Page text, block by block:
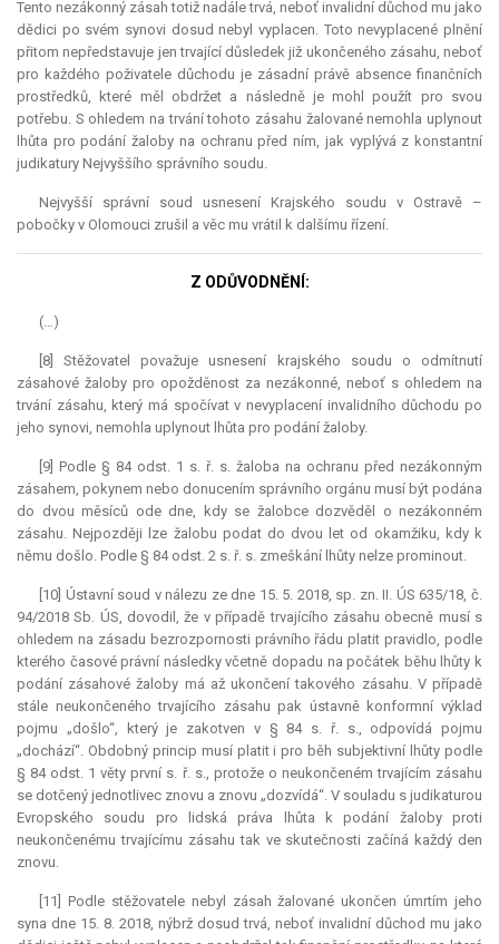
Tento nezákonný zásah totiž nadále trvá, neboť invalidní důchod mu jako
dědici po svém synovi dosud nebyl vyplacen. Toto nevyplacené plnění
přitom nepředstavuje jen trvající důsledek již ukončeného zásahu, neboť
pro každého poživatele důchodu je zásadní právě absence finančních
prostředků, které měl obdržet a následně je mohl použít pro svou
potřebu. S ohledem na trvání tohoto zásahu žalované nemohla uplynout
lhůta pro podání žaloby na ochranu před ním, jak vyplývá z konstantní
judikatury Nejvyššího správního soudu.
Nejvyšší správní soud usnesení Krajského soudu v Ostravě –
pobočky v Olomouci zrušil a věc mu vrátil k dalšímu řízení.
Z ODŮVODNĚNÍ:
(…)
[8] Stěžovatel považuje usnesení krajského soudu o odmítnutí
zásahové žaloby pro opožděnost za nezákonné, neboť s ohledem na
trvání zásahu, který má spočívat v nevyplacení invalidního důchodu po
jeho synovi, nemohla uplynout lhůta pro podání žaloby.
[9] Podle § 84 odst. 1 s. ř. s. žaloba na ochranu před nezákonným
zásahem, pokynem nebo donucením správního orgánu musí být podána
do dvou měsíců ode dne, kdy se žalobce dozvěděl o nezákonném
zásahu. Nejpozději lze žalobu podat do dvou let od okamžiku, kdy k
němu došlo. Podle § 84 odst. 2 s. ř. s. zmeškání lhůty nelze prominout.
[10] Ústavní soud v nálezu ze dne 15. 5. 2018, sp. zn. II. ÚS 635/18, č.
94/2018 Sb. ÚS, dovodil, že v případě trvajícího zásahu obecně musí s
ohledem na zásadu bezrozpornosti právního řádu platit pravidlo, podle
kterého časové právní následky včetně dopadu na počátek běhu lhůty k
podání zásahové žaloby má až ukončení takového zásahu. V případě
stále neukončeného trvajícího zásahu pak ústavně konformní výklad
pojmu „došlo“, který je zakotven v § 84 s. ř. s., odpovídá pojmu
„dochází“. Obdobný princip musí platit i pro běh subjektivní lhůty podle
§ 84 odst. 1 věty první s. ř. s., protože o neukončeném trvajícím zásahu
se dotčený jednotlivec znovu a znovu „dozvídá“. V souladu s judikaturou
Evropského soudu pro lidská práva lhůta k podání žaloby proti
neukončenému trvajícímu zásahu tak ve skutečnosti začíná každý den
znovu.
[11] Podle stěžovatele nebyl zásah žalované ukončen úmrtím jeho
syna dne 15. 8. 2018, nýbrž dosud trvá, neboť invalidní důchod mu jako